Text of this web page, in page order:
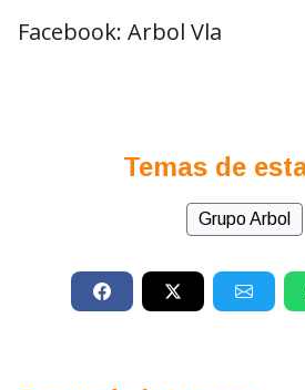
Facebook: Arbol Vla
Temas de
Grupo Arbol